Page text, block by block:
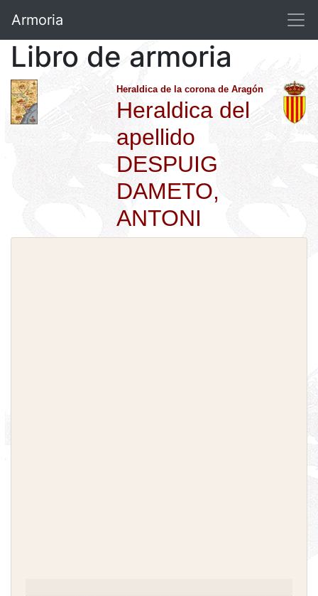
Armoria
Libro de armoria
Heraldica de la corona de Aragón
Heraldica del
apellido
DESPUIG
DAMETO,
ANTONI